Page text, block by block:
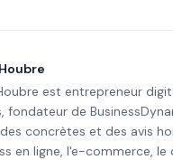
est entrepreneur
fondateur de
concrètes et des avis
en ligne, l'e-commerce, le